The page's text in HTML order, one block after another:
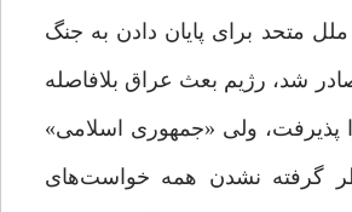
متحد برای پایان دادن به جنگ
شد، رژیم بعث عراق بلافاصله
پذیرفت، ولی «جمهوری اسلامی»
گرفته نشدن همه خواست‌های